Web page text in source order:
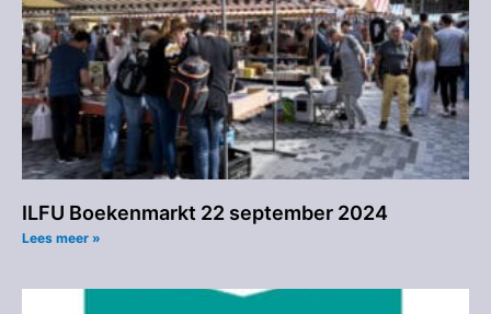
ILFU Boekenmarkt 22 september 2024
Lees meer »